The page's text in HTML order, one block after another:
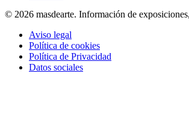
© 2026 masdearte. Información de
Aviso legal
Política de cookies
Política de Privacidad
Datos sociales